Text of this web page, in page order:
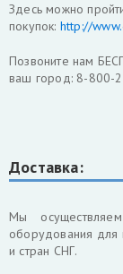
Здесь можно
покупок: http://
Позвоните нам
ваш город: 8-800-
Доставка:
Мы
оборудования для
и стран СНГ.